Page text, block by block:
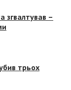
згвалтував –
трьох